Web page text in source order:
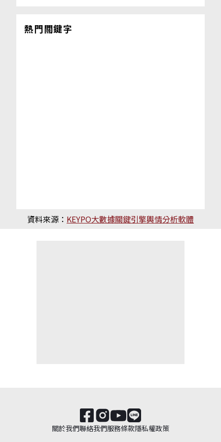
熱門關鍵字
資料來源： KEYPO大數據關鍵引擎輿情分析軟體
關於我們聯絡我們服務條款隱私權政策